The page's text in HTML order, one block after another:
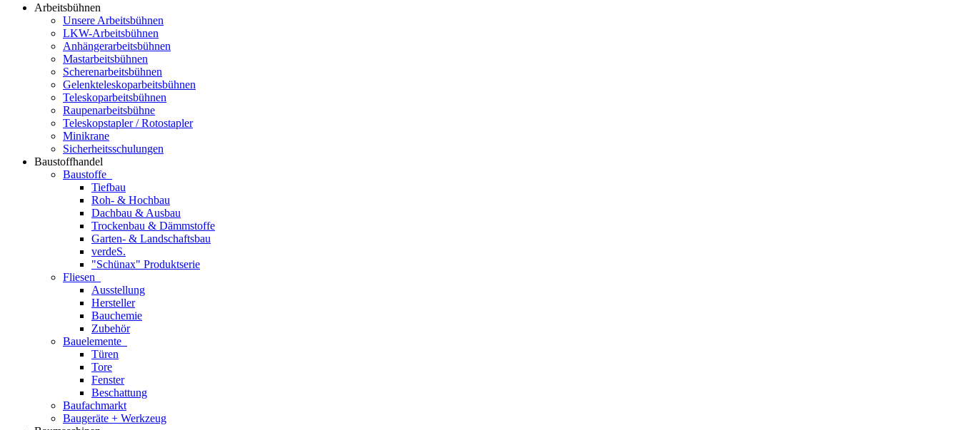
Arbeitsbühnen
Unsere Arbeitsbühnen
LKW-Arbeitsbühnen
Anhängerarbeitsbühnen
Mastarbeitsbühnen
Scherenarbeitsbühnen
Gelenkteleskoparbeitsbühnen
Teleskoparbeitsbühnen
Raupenarbeitsbühne
Teleskopstapler / Rotostapler
Minikrane
Sicherheitsschulungen
Baustoffhandel
Baustoffe
Tiefbau
Roh- & Hochbau
Dachbau & Ausbau
Trockenbau & Dämmstoffe
Garten- & Landschaftsbau
verdeS.
"Schünax" Produktserie
Fliesen
Ausstellung
Hersteller
Bauchemie
Zubehör
Bauelemente
Türen
Tore
Fenster
Beschattung
Baufachmarkt
Baugeräte + Werkzeug